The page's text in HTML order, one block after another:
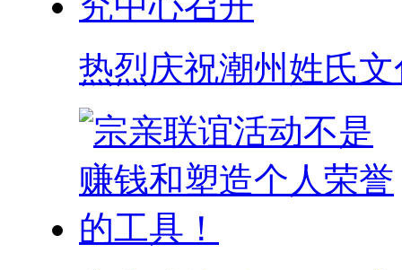
热烈庆祝潮州姓氏